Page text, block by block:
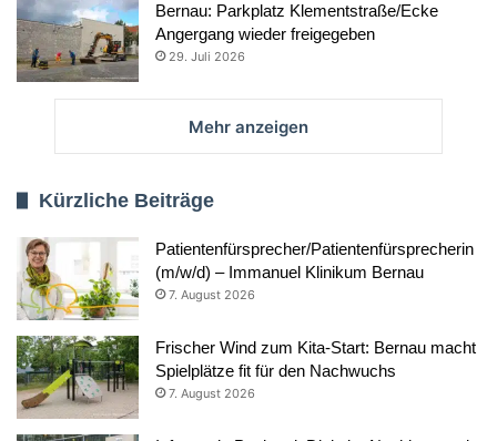
Bernau: Parkplatz Klementstraße/Ecke
Angergang wieder freigegeben
29. Juli 2026
Mehr anzeigen
Kürzliche Beiträge
Patientenfürsprecher/Patientenfürsprecherin
(m/w/d) – Immanuel Klinikum Bernau
7. August 2026
Frischer Wind zum Kita-Start: Bernau macht
Spielplätze fit für den Nachwuchs
7. August 2026